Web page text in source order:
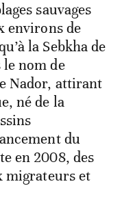
sauvages
environs de
la Sebkha de
nom de
Nador, attirant
né de la
du
en 2008, des
migrateurs et